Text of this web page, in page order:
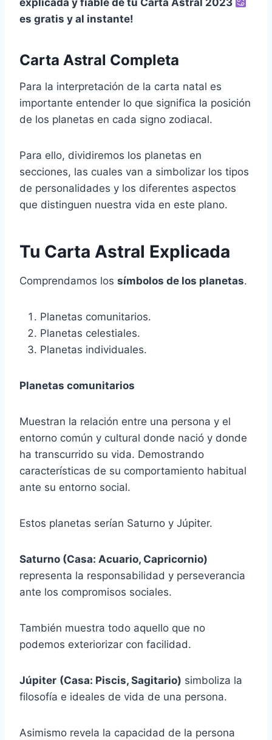
explicada y fiable de tu Carta Astral 2023
es gratis y al instante!
Carta Astral Completa
Para la interpretación de la carta natal es
importante entender lo que significa la posición
de los planetas en cada signo zodiacal.
Para ello, dividiremos los planetas en
secciones, las cuales van a simbolizar los tipos
de personalidades y los diferentes aspectos
que distinguen nuestra vida en este plano.
Tu Carta Astral Explicada
Comprendamos los símbolos de los planetas.
Planetas comunitarios.
Planetas celestiales.
Planetas individuales.
Planetas comunitarios
Muestran la relación entre una persona y el
entorno común y cultural donde nació y donde
ha transcurrido su vida. Demostrando
características de su comportamiento habitual
ante su entorno social.
Estos planetas serían Saturno y Júpiter.
Saturno (Casa: Acuario, Capricornio)
representa la responsabilidad y perseverancia
ante los compromisos sociales.
También muestra todo aquello que no
podemos exteriorizar con facilidad.
Júpiter (Casa: Piscis, Sagitario) simboliza la
filosofía e ideales de vida de una persona.
Asimismo revela la capacidad de la persona